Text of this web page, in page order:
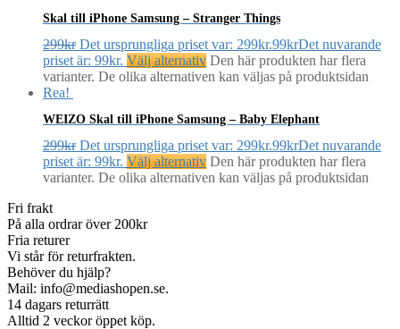
Skal till iPhone Samsung – Stranger Things
299kr Det ursprungliga priset var: 299kr.99krDet nuvarande
priset är: 99kr. Välj alternativ Den här produkten har flera
varianter. De olika alternativen kan väljas på produktsidan
Rea!
WEIZO Skal till iPhone Samsung – Baby Elephant
299kr Det ursprungliga priset var: 299kr.99krDet nuvarande
priset är: 99kr. Välj alternativ Den här produkten har flera
varianter. De olika alternativen kan väljas på produktsidan
Fri frakt
På alla ordrar över 200kr
Fria returer
Vi står för returfrakten.
Behöver du hjälp?
Mail: info@mediashopen.se.
14 dagars returrätt
Alltid 2 veckor öppet köp.